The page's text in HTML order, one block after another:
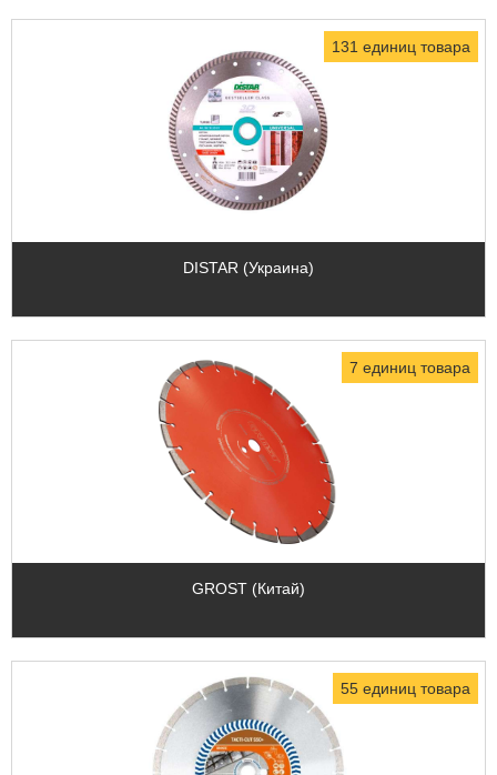
131 единиц товара
DISTAR (Украина)
7 единиц товара
GROST (Китай)
55 единиц товара